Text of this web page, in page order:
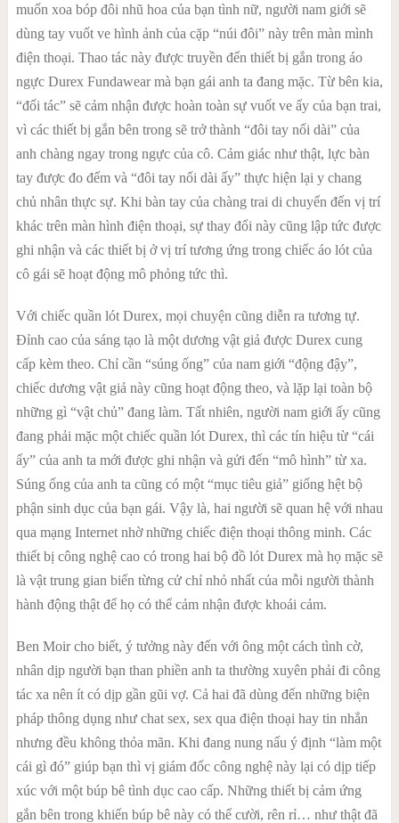
muốn xoa bóp đôi nhũ hoa của bạn tình nữ, người nam giới sẽ
dùng tay vuốt ve hình ảnh của cặp “núi đôi” này trên màn mình
điện thoại. Thao tác này được truyền đến thiết bị gắn trong áo
ngực Durex Fundawear mà bạn gái anh ta đang mặc. Từ bên kia,
“đối tác” sẽ cảm nhận được hoàn toàn sự vuốt ve ấy của bạn trai,
vì các thiết bị gắn bên trong sẽ trở thành “đôi tay nối dài” của
anh chàng ngay trong ngực của cô. Cảm giác như thật, lực bàn
tay được đo đếm và “đôi tay nối dài ấy” thực hiện lại y chang
chủ nhân thực sự. Khi bàn tay của chàng trai di chuyển đến vị trí
khác trên màn hình điện thoại, sự thay đổi này cũng lập tức được
ghi nhận và các thiết bị ở vị trí tương ứng trong chiếc áo lót của
cô gái sẽ hoạt động mô phỏng tức thì.
Với chiếc quần lót Durex, mọi chuyện cũng diễn ra tương tự.
Đỉnh cao của sáng tạo là một dương vật giả được Durex cung
cấp kèm theo. Chỉ cần “súng ống” của nam giới “động đậy”,
chiếc dương vật giả này cũng hoạt động theo, và lặp lại toàn bộ
những gì “vật chủ” đang làm. Tất nhiên, người nam giới ấy cũng
đang phải mặc một chiếc quần lót Durex, thì các tín hiệu từ “cái
ấy” của anh ta mới được ghi nhận và gửi đến “mô hình” từ xa.
Súng ống của anh ta cũng có một “mục tiêu giả” giống hệt bộ
phận sinh dục của bạn gái. Vậy là, hai người sẽ quan hệ với nhau
qua mạng Internet nhờ những chiếc điện thoại thông minh. Các
thiết bị công nghệ cao có trong hai bộ đồ lót Durex mà họ mặc sẽ
là vật trung gian biến từng cử chỉ nhỏ nhất của mỗi người thành
hành động thật để họ có thể cảm nhận được khoái cảm.
Ben Moir cho biết, ý tưởng này đến với ông một cách tình cờ,
nhân dịp người bạn than phiền anh ta thường xuyên phải đi công
tác xa nên ít có dịp gần gũi vợ. Cả hai đã dùng đến những biện
pháp thông dụng như chat sex, sex qua điện thoại hay tin nhắn
nhưng đều không thỏa mãn. Khi đang nung nấu ý định “làm một
cái gì đó” giúp bạn thì vị giám đốc công nghệ này lại có dịp tiếp
xúc với một búp bê tình dục cao cấp. Những thiết bị cảm ứng
gắn bên trong khiến búp bê này có thể cười, rên rỉ… như thật đã